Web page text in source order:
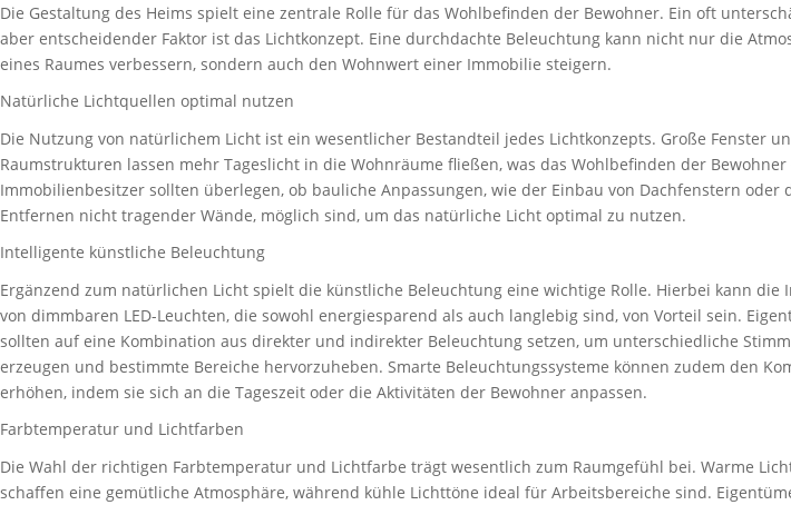
Die Gestaltung des Heims spielt eine zentrale Rolle für das Wohlbefinden der Bewohner. Ein oft
aber entscheidender Faktor ist das Lichtkonzept. Eine durchdachte Beleuchtung kann nicht nur die
eines Raumes verbessern, sondern auch den Wohnwert einer Immobilie steigern.
Natürliche Lichtquellen optimal nutzen
Die Nutzung von natürlichem Licht ist ein wesentlicher Bestandteil jedes Lichtkonzepts. Große Fenster
Raumstrukturen lassen mehr Tageslicht in die Wohnräume fließen, was das Wohlbefinden der
Immobilienbesitzer sollten überlegen, ob bauliche Anpassungen, wie der Einbau von Dachfenstern oder
Entfernen nicht tragender Wände, möglich sind, um das natürliche Licht optimal zu nutzen.
Intelligente künstliche Beleuchtung
Ergänzend zum natürlichen Licht spielt die künstliche Beleuchtung eine wichtige Rolle. Hierbei kann die
von dimmbaren LED-Leuchten, die sowohl energiesparend als auch langlebig sind, von Vorteil sein.
sollten auf eine Kombination aus direkter und indirekter Beleuchtung setzen, um unterschiedliche
erzeugen und bestimmte Bereiche hervorzuheben. Smarte Beleuchtungssysteme können zudem den
erhöhen, indem sie sich an die Tageszeit oder die Aktivitäten der Bewohner anpassen.
Farbtemperatur und Lichtfarben
Die Wahl der richtigen Farbtemperatur und Lichtfarbe trägt wesentlich zum Raumgefühl bei. Warme
schaffen eine gemütliche Atmosphäre, während kühle Lichttöne ideal für Arbeitsbereiche sind.